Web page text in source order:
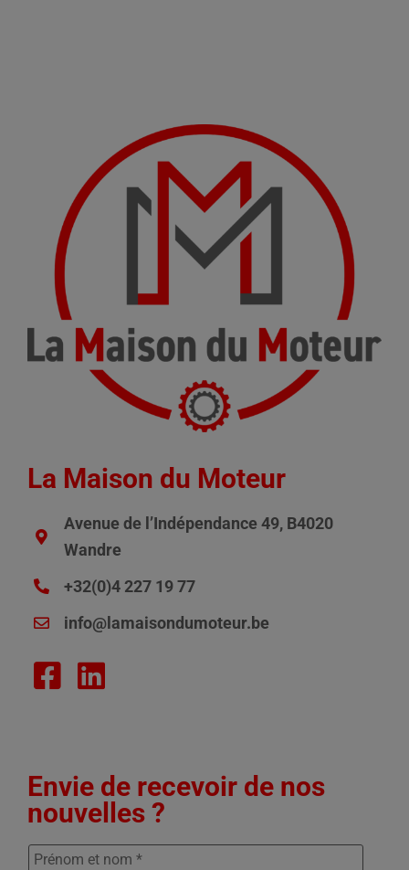
La Maison du Moteur
Avenue de l’Indépendance 49, B4020
Wandre
+32(0)4 227 19 77
info@lamaisondumoteur.be
Envie de recevoir de nos
nouvelles ?